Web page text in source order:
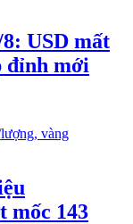
USD mất
đỉnh mới
mốc 143